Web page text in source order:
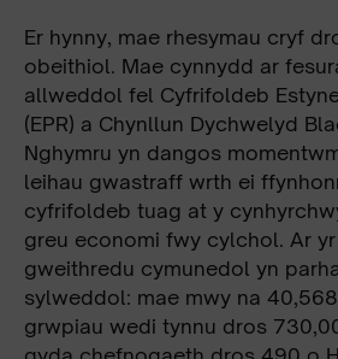
Er hynny, mae rhesymau cryf
obeithiol. Mae cynnydd ar
allweddol fel Cyfrifoldeb
(EPR) a Chynllun Dychwelyd
Nghymru yn dangos
leihau gwastraff wrth ei
cyfrifoldeb tuag at y
greu economi fwy cylchol. Ar
gweithredu cymunedol yn
sylweddol: mae mwy na
grwpiau wedi tynnu dros